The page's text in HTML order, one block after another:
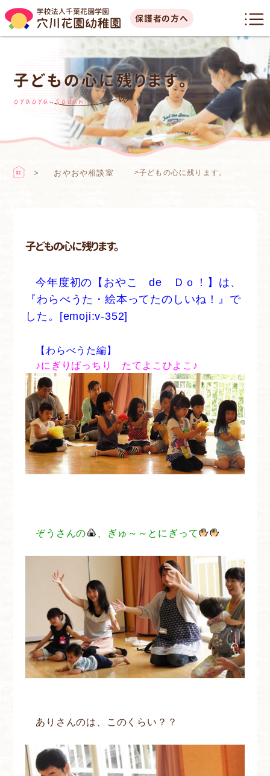
保護者の方へ
子どもの心に残ります。
oyaoya sodan
おやおや相談室 >子どもの心に残ります。
子どもの心に残ります。
今年度初の【おやこ de Ｄｏ！】は、
『わらべうた・絵本ってたのしいね！』で
した。[emoji:v-352]
【わらべうた編】
♪にぎりぱっちり たてよこひよこ♪
ぞうさんの 、ぎゅ～～とにぎって
ありさんのは、このくらい？？